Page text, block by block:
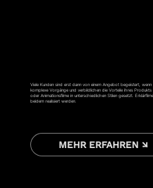
Viele Kunden sind erst dann von einem Angebot begeistert,
komplexe Vorgänge und verbildlichen die Vorteile ihres
oder Animationsfilme in unterschiedlichen Stilen gesetzt.
beidem realisiert werden.
MEHR ERFAHREN ↘